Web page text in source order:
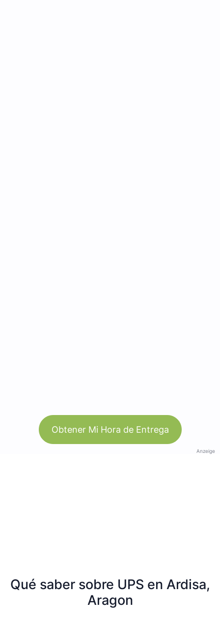
Obtener Mi Hora de Entrega
Anzeige
Qué saber sobre UPS en Ardisa,
Aragon